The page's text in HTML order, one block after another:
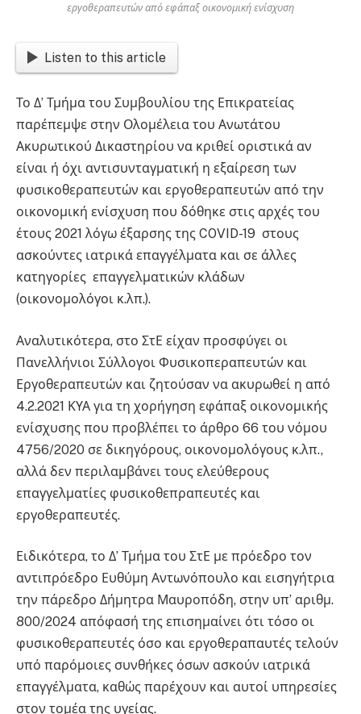
εργοθεραπευτών από εφάπαξ οικονομική ενίσχυση
Listen to this article
Το Δ’ Τμήμα του Συμβουλίου της Επικρατείας
παρέπεμψε στην Ολομέλεια του Ανωτάτου
Ακυρωτικού Δικαστηρίου να κριθεί οριστικά αν
είναι ή όχι αντισυνταγματική η εξαίρεση των
φυσικοθεραπευτών και εργοθεραπευτών από την
οικονομική ενίσχυση που δόθηκε στις αρχές του
έτους 2021 λόγω έξαρσης της COVID-19 στους
ασκούντες ιατρικά επαγγέλματα και σε άλλες
κατηγορίες επαγγελματικών κλάδων
(οικονομολόγοι κ.λπ.).
Αναλυτικότερα, στο ΣτΕ είχαν προσφύγει οι
Πανελλήνιοι Σύλλογοι Φυσικοπεραπευτών και
Εργοθεραπευτών και ζητούσαν να ακυρωθεί η από
4.2.2021 ΚΥΑ για τη χορήγηση εφάπαξ οικονομικής
ενίσχυσης που προβλέπει το άρθρο 66 του νόμου
4756/2020 σε δικηγόρους, οικονομολόγους κ.λπ.,
αλλά δεν περιλαμβάνει τους ελεύθερους
επαγγελματίες φυσικοθεπραπευτές και
εργοθεραπευτές.
Ειδικότερα, το Δ’ Τμήμα του ΣτΕ με πρόεδρο τον
αντιπρόεδρο Ευθύμη Αντωνόπουλο και εισηγήτρια
την πάρεδρο Δήμητρα Μαυροπόδη, στην υπ’ αριθμ.
800/2024 απόφασή της επισημαίνει ότι τόσο οι
φυσικοθεραπευτές όσο και εργοθεραπαυτές τελούν
υπό παρόμοιες συνθήκες όσων ασκούν ιατρικά
επαγγέλματα, καθώς παρέχουν και αυτοί υπηρεσίες
στον τομέα της υγείας.